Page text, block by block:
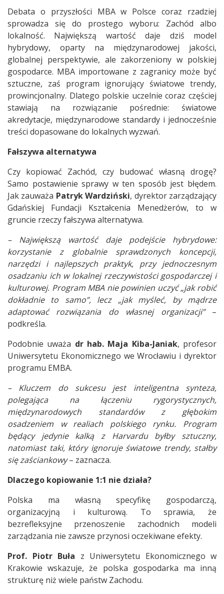
Debata o przyszłości MBA w Polsce coraz rzadziej
sprowadza się do prostego wyboru: Zachód albo
lokalność. Największą wartość daje dziś model
hybrydowy, oparty na międzynarodowej jakości,
globalnej perspektywie, ale zakorzeniony w polskiej
gospodarce. MBA importowane z zagranicy może być
sztuczne, zaś program ignorujący światowe trendy,
prowincjonalny. Dlatego polskie uczelnie coraz częściej
stawiają na rozwiązanie pośrednie: światowe
akredytacje, międzynarodowe standardy i jednocześnie
treści dopasowane do lokalnych wyzwań.
Fałszywa alternatywa
Czy kopiować Zachód, czy budować własną drogę?
Samo postawienie sprawy w ten sposób jest błędem.
Jak zauważa Patryk Wardziński, dyrektor zarządzający
Gdańskiej Fundacji Kształcenia Menedżerów, to w
gruncie rzeczy fałszywa alternatywa.
– Największą wartość daje podejście hybrydowe:
korzystanie z globalnie sprawdzonych koncepcji,
narzędzi i najlepszych praktyk, przy jednoczesnym
osadzaniu ich w lokalnej rzeczywistości gospodarczej i
kulturowej. Program MBA nie powinien uczyć „jak robić
dokładnie to samo”, lecz „jak myśleć, by mądrze
adaptować rozwiązania do własnej organizacji”–
podkreśla.
Podobnie uważa dr hab. Maja Kiba-Janiak, profesor
Uniwersytetu Ekonomicznego we Wrocławiu i dyrektor
programu EMBA.
– Kluczem do sukcesu jest inteligentna synteza,
polegająca na łączeniu rygorystycznych,
międzynarodowych standardów z głębokim
osadzeniem w realiach polskiego rynku. Program
będący jedynie kalką z Harvardu byłby sztuczny,
natomiast taki, który ignoruje światowe trendy, stałby
się zaściankowy– zaznacza.
Dlaczego kopiowanie 1:1 nie działa?
Polska ma własną specyfikę gospodarczą,
organizacyjną i kulturową. To sprawia, że
bezrefleksyjne przenoszenie zachodnich modeli
zarządzania nie zawsze przynosi oczekiwane efekty.
Prof. Piotr Buła z Uniwersytetu Ekonomicznego w
Krakowie wskazuje, że polska gospodarka ma inną
strukturę niż wiele państw Zachodu.